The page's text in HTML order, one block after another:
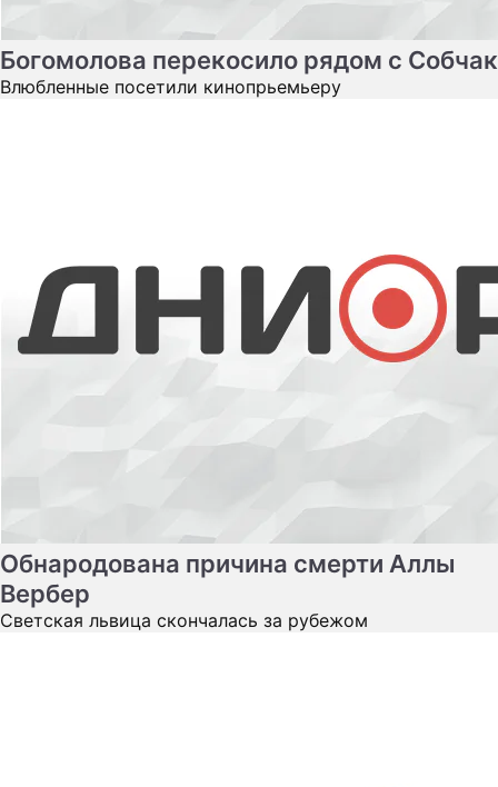
Обнародована причина смерти Аллы
Вербер
Светская львица скончалась за рубежом